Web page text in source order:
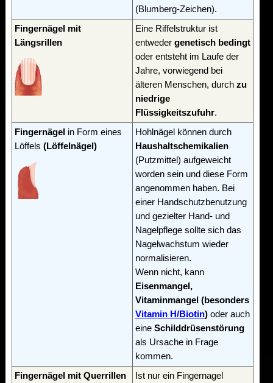
(Blumberg-Zeichen).
Fingernägel mit
Längsrillen
Eine Riffelstruktur ist
entweder genetisch bedingt
oder entsteht im Laufe der
Jahre, vorwiegend bei
älteren Menschen, durch zu
niedrige
Flüssigkeitszufuhr.
Fingernägel in Form eines
Löffels (Löffelnägel)
Hohlnägel können durch
Haushaltschemikalien
(Putzmittel) aufgeweicht
worden sein und diese Form
angenommen haben. Bei
einer Handschutzbenutzung
und gezielter Hand- und
Nagelpflege sollte sich das
Nagelwachstum wieder
normalisieren.
Wenn nicht, kann
Eisenmangel,
Vitaminmangel (besonders
Vitamin H/Biotin) oder auch
eine Schilddrüsenstörung
als Ursache in Frage
kommen.
Fingernägel mit Querrillen
Ist nur ein Fingernagel